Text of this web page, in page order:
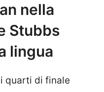
nella
Stubbs
lingua
quarti di finale